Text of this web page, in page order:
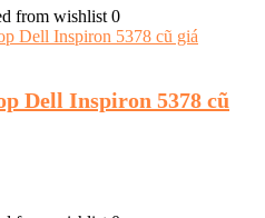
from wishlist 0
Dell Inspiron 5378 cũ